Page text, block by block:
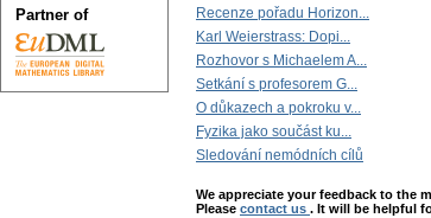
Recenze pořadu Horizon...
Karl Weierstrass: Dopi...
Rozhovor s Michaelem A...
Setkání s profesorem G...
O důkazech a pokroku v...
Fyzika jako součást ku...
Sledování nemódních cílů
We appreciate your feedback to the
Please contact us . It will be helpful
Partner of